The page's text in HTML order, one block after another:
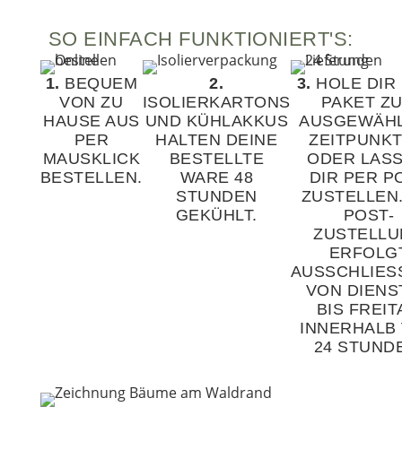
SO EINFACH FUNKTIONIERT'S:
1. BEQUEM
VON ZU
HAUSE AUS
PER
MAUSKLICK
BESTELLEN.
2.
ISOLIERKARTONS
UND KÜHLAKKUS
HALTEN DEINE
BESTELLTE
WARE 48
STUNDEN
GEKÜHLT.
3. HOLE DIR
PAKET
ODER
DIR PER
POST-
ON
IS
NNERHALB
4